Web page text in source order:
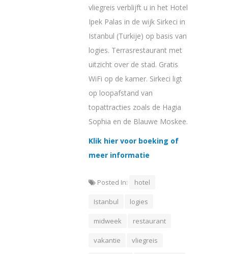
vliegreis verblijft u in het Hotel
Ipek Palas in de wijk Sirkeci in
Istanbul (Turkije) op basis van
logies. Terrasrestaurant met
uitzicht over de stad. Gratis
WiFi op de kamer. Sirkeci ligt
op loopafstand van
topattracties zoals de Hagia
Sophia en de Blauwe Moskee.
Klik hier voor boeking of
meer informatie
Posted In: hotel
Istanbul logies
midweek restaurant
vakantie vliegreis